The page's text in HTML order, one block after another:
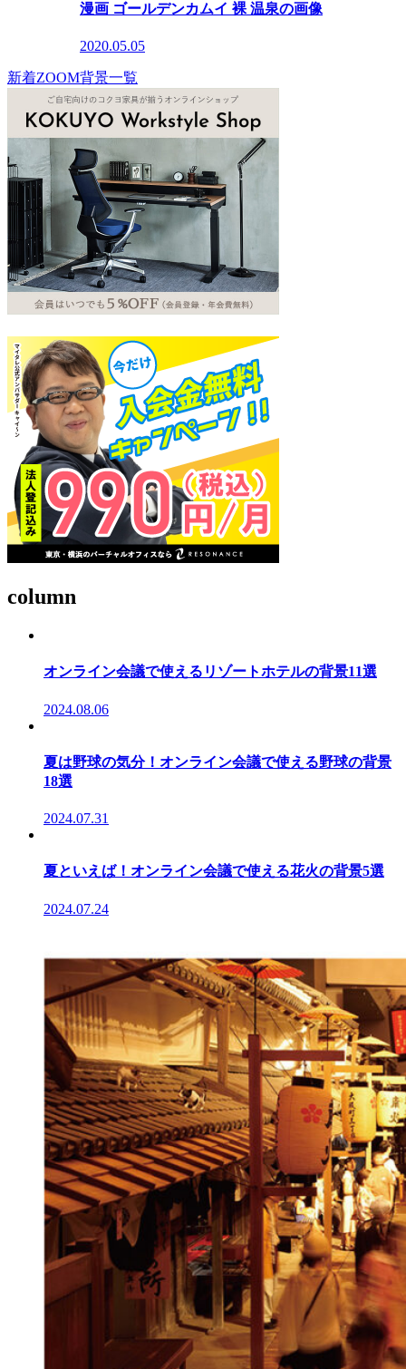
漫画 ゴールデンカムイ 裸 温泉の画像
2020.05.05
新着ZOOM背景一覧
column
オンライン会議で使えるリゾートホテルの背景11選
2024.08.06
夏は野球の気分！オンライン会議で使える野球の背景
18選
2024.07.31
夏といえば！オンライン会議で使える花火の背景5選
2024.07.24